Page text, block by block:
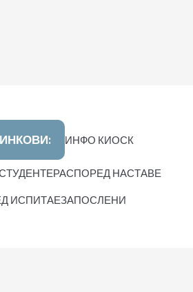
ИНФО КИОСК
РАСПОРЕД НАСТАВЕ
ИСПИТАЕЗАПОСЛЕНИ